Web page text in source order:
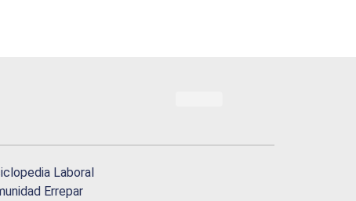
Laboral
Errepar